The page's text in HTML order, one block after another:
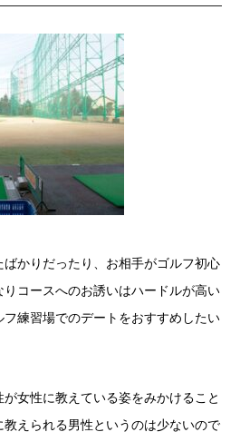
かりだったり、お相手がゴルフ初心
りコースへのお誘いはハードルが高い
フ練習場でのデートをおすすめしたい
女性に教えている姿をみかけること
えられる男性というのは少ないので